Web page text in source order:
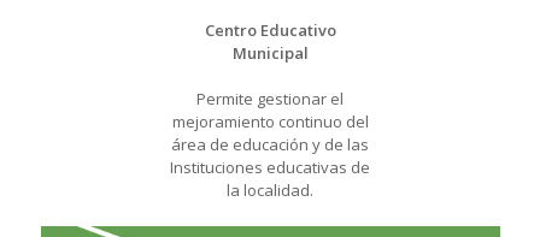
Centro Educativo
Municipal
Permite gestionar el
mejoramiento continuo del
área de educación y de las
Instituciones educativas de
la localidad.